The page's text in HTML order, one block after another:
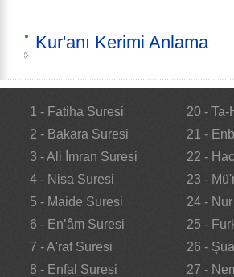
Kur'anı Kerimi Anlama
1 - Fatiha Suresi
2 - Bakara Suresi
3 - Ali İmran Suresi
4 - Nisa Suresi
5 - Maide Suresi
6 - En’âm Suresi
7 - A'raf Suresi
8 - Enfal Suresi
20 - Ta-
21 -
22 -
23 -
24 -
25 -
26 -
27 -